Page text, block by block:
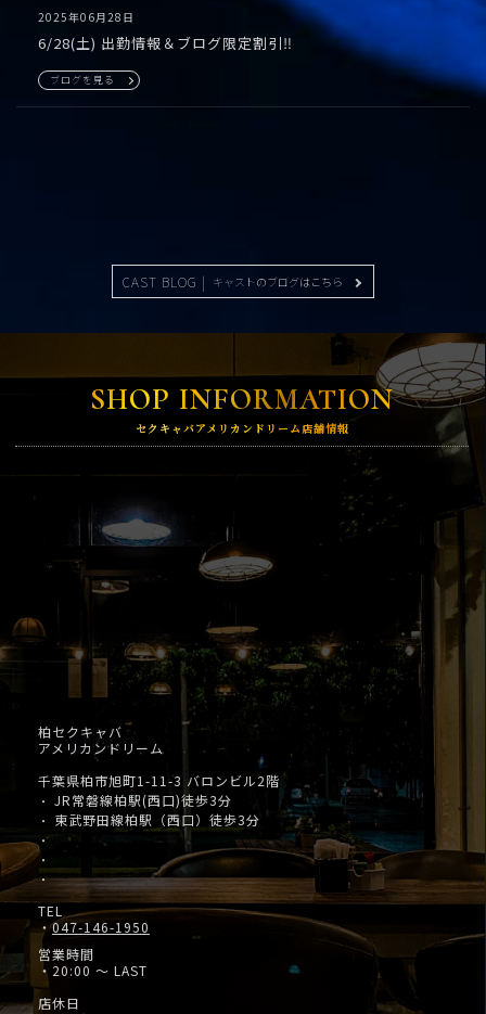
6/28(土) 出勤情報＆ブログ限定割引‼️
2025年06月28日
ブログを見る
CAST BLOG | キャストのブログはこちら
SHOP INFORMATION
セクキャバアメリカンドリーム店舗情報
柏セクキャバ
アメリカンドリーム
千葉県柏市旭町1-11-3 バロンビル2階
・ JR常磐線柏駅(西口)徒歩3分
・ 東武野田線柏駅（西口）徒歩3分
・
・
・
TEL
・047-146-1950
営業時間
・20:00 ～ LAST
店休日